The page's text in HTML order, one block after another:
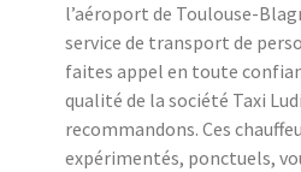
l’aéroport de Toulouse-
service de transport de
faites appel en toute
qualité de la société Taxi
recommandons. Ces
expérimentés, ponctuels,